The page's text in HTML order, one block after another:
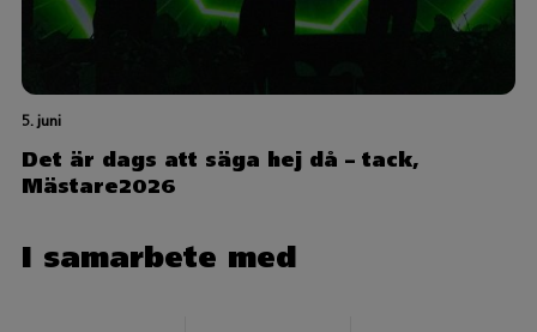
5. juni
Det är dags att säga hej då – tack,
Mästare2026
I samarbete med